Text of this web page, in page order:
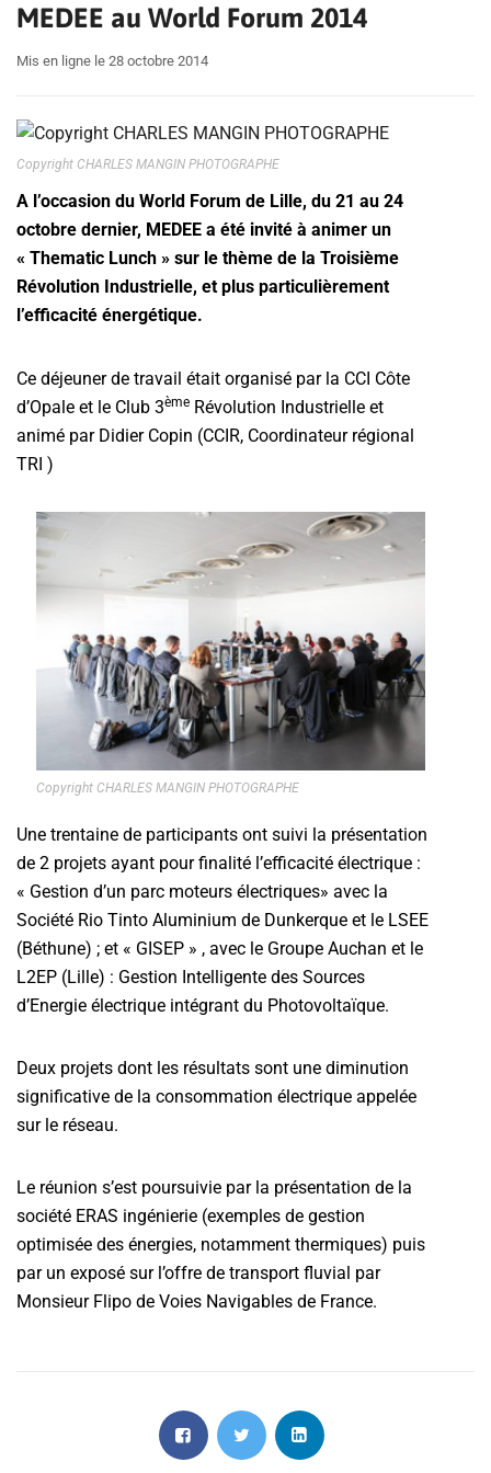
MEDEE au World Forum 2014
Mis en ligne le 28 octobre 2014
Copyright CHARLES MANGIN PHOTOGRAPHE
A l’occasion du World Forum de Lille, du 21 au 24
octobre dernier, MEDEE a été invité à animer un
« Thematic Lunch » sur le thème de la Troisième
Révolution Industrielle, et plus particulièrement
l’efficacité énergétique.
Ce déjeuner de travail était organisé par la CCI Côte
d’Opale et le Club 3ème Révolution Industrielle et
animé par Didier Copin (CCIR, Coordinateur régional
TRI )
Copyright CHARLES MANGIN PHOTOGRAPHE
Une trentaine de participants ont suivi la présentation
de 2 projets ayant pour finalité l’efficacité électrique :
« Gestion d’un parc moteurs électriques» avec la
Société Rio Tinto Aluminium de Dunkerque et le LSEE
(Béthune) ; et « GISEP » , avec le Groupe Auchan et le
L2EP (Lille) : Gestion Intelligente des Sources
d’Energie électrique intégrant du Photovoltaïque.
Deux projets dont les résultats sont une diminution
significative de la consommation électrique appelée
sur le réseau.
Le réunion s’est poursuivie par la présentation de la
société ERAS ingénierie (exemples de gestion
optimisée des énergies, notamment thermiques) puis
par un exposé sur l’offre de transport fluvial par
Monsieur Flipo de Voies Navigables de France.